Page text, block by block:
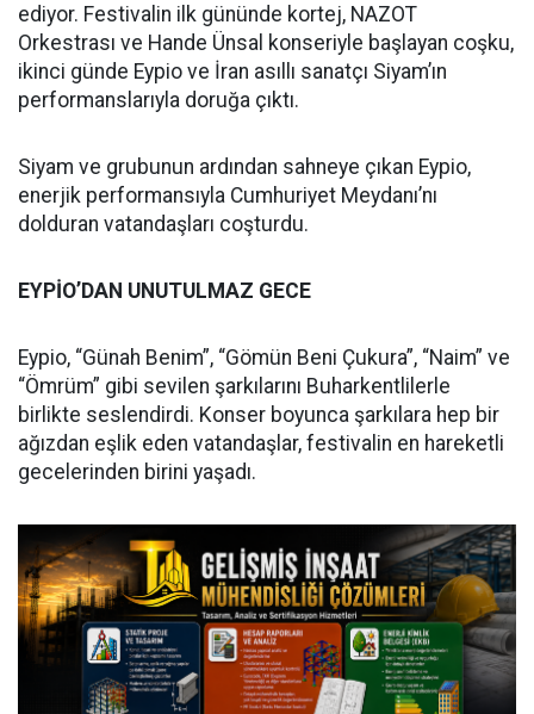
ediyor. Festivalin ilk gününde kortej, NAZOT
Orkestrası ve Hande Ünsal konseriyle başlayan coşku,
ikinci günde Eypio ve İran asıllı sanatçı Siyam’ın
performanslarıyla doruğa çıktı.
Siyam ve grubunun ardından sahneye çıkan Eypio,
enerjik performansıyla Cumhuriyet Meydanı’nı
dolduran vatandaşları coşturdu.
EYPİO’DAN UNUTULMAZ GECE
Eypio, “Günah Benim”, “Gömün Beni Çukura”, “Naim” ve
“Ömrüm” gibi sevilen şarkılarını Buharkentlilerle
birlikte seslendirdi. Konser boyunca şarkılara hep bir
ağızdan eşlik eden vatandaşlar, festivalin en hareketli
gecelerinden birini yaşadı.